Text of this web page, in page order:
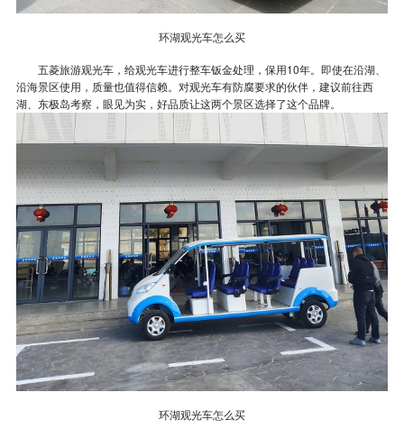
环湖观光车怎么买
五菱旅游观光车，给观光车进行整车钣金处理，保用10年。即使在沿湖、
沿海景区使用，质量也值得信赖。对观光车有防腐要求的伙伴，建议前往西
湖、东极岛考察，眼见为实，好品质让这两个景区选择了这个品牌。
环湖观光车怎么买